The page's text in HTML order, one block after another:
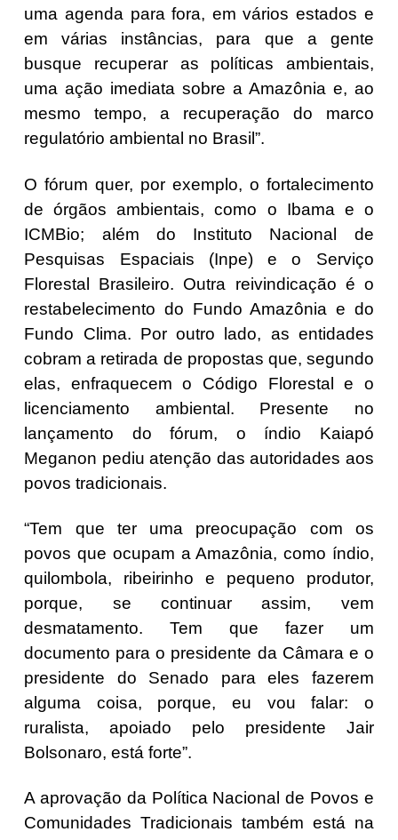
uma agenda para fora, em vários estados e
em várias instâncias, para que a gente
busque recuperar as políticas ambientais,
uma ação imediata sobre a Amazônia e, ao
mesmo tempo, a recuperação do marco
regulatório ambiental no Brasil”.
O fórum quer, por exemplo, o fortalecimento
de órgãos ambientais, como o Ibama e o
ICMBio; além do Instituto Nacional de
Pesquisas Espaciais (Inpe) e o Serviço
Florestal Brasileiro. Outra reivindicação é o
restabelecimento do Fundo Amazônia e do
Fundo Clima. Por outro lado, as entidades
cobram a retirada de propostas que, segundo
elas, enfraquecem o Código Florestal e o
licenciamento ambiental. Presente no
lançamento do fórum, o índio Kaiapó
Meganon pediu atenção das autoridades aos
povos tradicionais.
“Tem que ter uma preocupação com os
povos que ocupam a Amazônia, como índio,
quilombola, ribeirinho e pequeno produtor,
porque, se continuar assim, vem
desmatamento. Tem que fazer um
documento para o presidente da Câmara e o
presidente do Senado para eles fazerem
alguma coisa, porque, eu vou falar: o
ruralista, apoiado pelo presidente Jair
Bolsonaro, está forte”.
A aprovação da Política Nacional de Povos e
Comunidades Tradicionais também está na